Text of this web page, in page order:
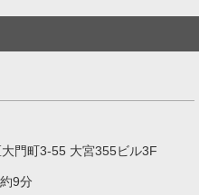
門町3-55 大宮355ビル3F
9分